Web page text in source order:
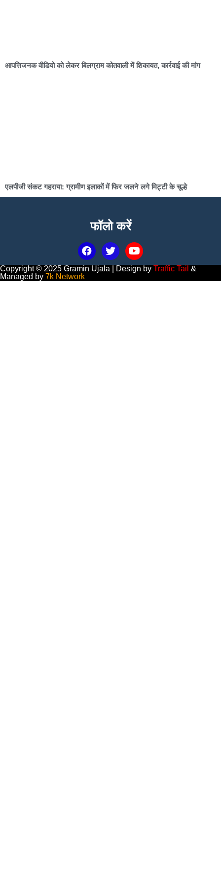
आपत्तिजनक वीडियो को लेकर बिलग्राम कोतवाली में शिकायत, कार्रवाई की मांग
एलपीजी संकट गहराया: ग्रामीण इलाकों में फिर जलने लगे मिट्टी के चूल्हे
फॉलो करें
Copyright © 2025 Gramin Ujala | Design by Traffic Tail &
Managed by 7k Network